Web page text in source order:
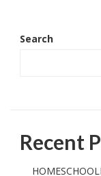
Search
Recent